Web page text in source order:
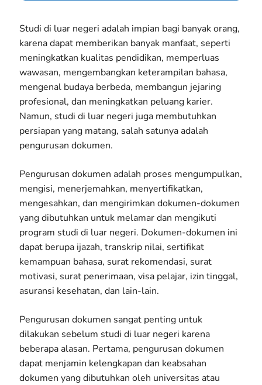
Studi di luar negeri adalah impian bagi banyak orang,
karena dapat memberikan banyak manfaat, seperti
meningkatkan kualitas pendidikan, memperluas
wawasan, mengembangkan keterampilan bahasa,
mengenal budaya berbeda, membangun jejaring
profesional, dan meningkatkan peluang karier.
Namun, studi di luar negeri juga membutuhkan
persiapan yang matang, salah satunya adalah
pengurusan dokumen.
Pengurusan dokumen adalah proses mengumpulkan,
mengisi, menerjemahkan, menyertifikatkan,
mengesahkan, dan mengirimkan dokumen-dokumen
yang dibutuhkan untuk melamar dan mengikuti
program studi di luar negeri. Dokumen-dokumen ini
dapat berupa ijazah, transkrip nilai, sertifikat
kemampuan bahasa, surat rekomendasi, surat
motivasi, surat penerimaan, visa pelajar, izin tinggal,
asuransi kesehatan, dan lain-lain.
Pengurusan dokumen sangat penting untuk
dilakukan sebelum studi di luar negeri karena
beberapa alasan. Pertama, pengurusan dokumen
dapat menjamin kelengkapan dan keabsahan
dokumen yang dibutuhkan oleh universitas atau